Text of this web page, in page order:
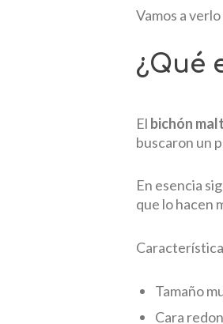
Vamos a
¿Qué
El bichón
buscaron un
En esencia
que lo hacen
Tamaño
Cara